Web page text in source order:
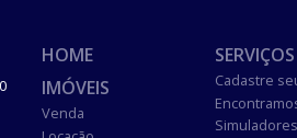
HOME
IMÓVEIS
Venda
SERVIÇOS
Cadastre
Simuladores